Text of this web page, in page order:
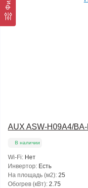
AUX ASW-H09A4/
В наличии
Wi-Fi: Нет
Инвертор: Есть
На площадь (м2): 25
Обогрев (кВт): 2.75